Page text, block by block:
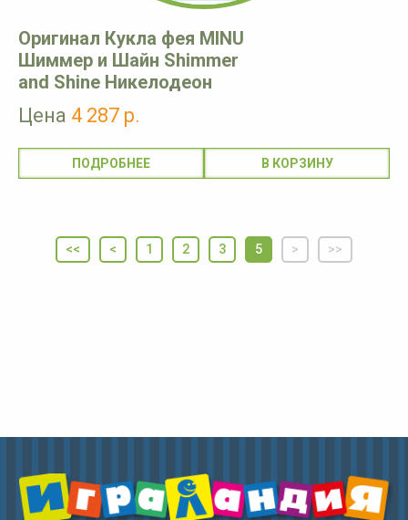
Оригинал Кукла фея MINU
Шиммер и Шайн Shimmer
and Shine Никелодеон
Цена 4 287 р.
ПОДРОБНЕЕ
<< < 1 2 3 5 > >>